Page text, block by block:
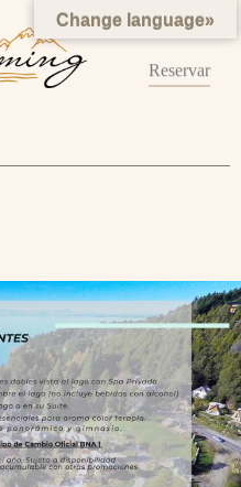
Reservar
Change language»